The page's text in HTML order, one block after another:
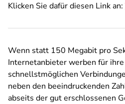
Klicken Sie dafür diesen Link an:
Wenn statt 150 Megabit pro
Internetanbieter werben für
schnellstmöglichen
neben den beeindruckenden
abseits der gut erschlossenen